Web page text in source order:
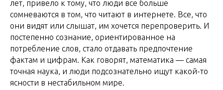
лет, привело к тому, что люди все больше
сомневаются в том, что читают в интернете. Все, что
они видят или слышат, им хочется перепроверить. И
постепенно сознание, ориентированное на
потребление слов, стало отдавать предпочтение
фактам и цифрам. Как говорят, математика — самая
точная наука, и люди подсознательно ищут какой-то
ясности в нестабильном мире.